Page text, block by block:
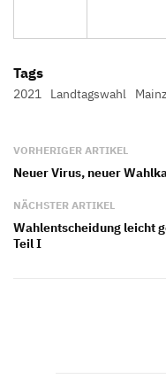
Tags
2021 Landtagswahl Mainz
VORHERIGER ARTIKEL
Neuer Virus, neuer
NÄCHSTER ARTIKEL
Wahlentscheidung leicht
Teil I